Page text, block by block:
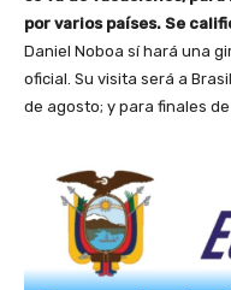
por varios países. Se
Daniel Noboa sí hará una
oficial. Su visita será a
de agosto; y para finales